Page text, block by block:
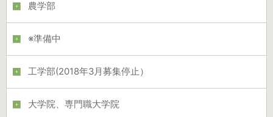
農学部
※準備中
工学部(2018年3月募集停止）
大学院、専門職大学院